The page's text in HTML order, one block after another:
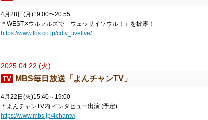
4月28日(月)19:00〜20:55
＊WEST.×ウルフルズで「ウェッサイソウル！」を披露！
https://www.tbs.co.jp/cdtv_livelive/
2025.04.22 (火)
TV MBS毎日放送「よんチャンTV」
4月22日(火)15:40～19:00
＊よんチャンTV内 インタビュー出演 (予定)
https://www.mbs.jp/4chantv/